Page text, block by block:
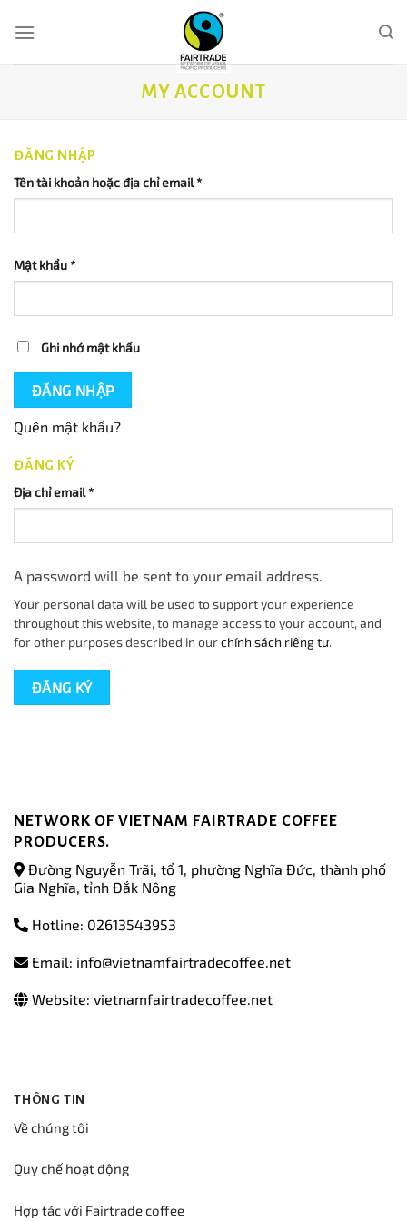
MY ACCOUNT
ĐĂNG NHẬP
Tên tài khoản hoặc địa chỉ email*
Mật khẩu*
Ghi nhớ mật khẩu
ĐĂNG NHẬP
Quên mật khẩu?
ĐĂNG KÝ
Địa chỉ email*
A password will be sent to your email address.
Your personal data will be used to support your experience
throughout this website, to manage access to your account, and
for other purposes described in ourchính sách riêng tư.
ĐĂNG KÝ
NETWORK OF VIETNAM FAIRTRADE COFFEE
PRODUCERS.
Đường Nguyễn Trãi, tổ 1, phường Nghĩa Đức, thành phố
Gia Nghĩa, tỉnh Đắk Nông
Hotline: 02613543953
Email: info@vietnamfairtradecoffee.net
Website: vietnamfairtradecoffee.net
THÔNG TIN
Về chúng tôi
Quy chế hoạt động
Hợp tác với Fairtrade coffee